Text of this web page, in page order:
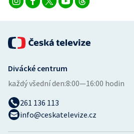
Divácké centrum
každý všední den:8:00—16:00 hodin
261 136 113
info@ceskatelevize.cz